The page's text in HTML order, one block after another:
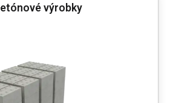
výrobky